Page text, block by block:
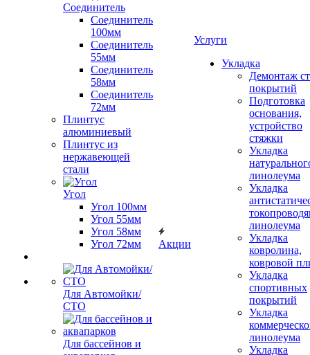
Соединитель
Соединитель
100мм
Соединитель
55мм
Соединитель
58мм
Соединитель
72мм
Плинтус
алюминиевый
Плинтус из
нержавеющей
стали
Угол
Угол 100мм
Угол 55мм
Угол 58мм
Угол 72мм
Для Автомойки/
СТО
Для бассейнов и
Акции
Услуги
Укладка
Демонтаж
покрытий
Подготовка
основания,
устройство
стяжки
Укладка
линолеума
Укладка
линолеума
Укладка
ковролина,
ковровой
Укладка
спортивных
покрытий
Укладка
линолеума
Укладка